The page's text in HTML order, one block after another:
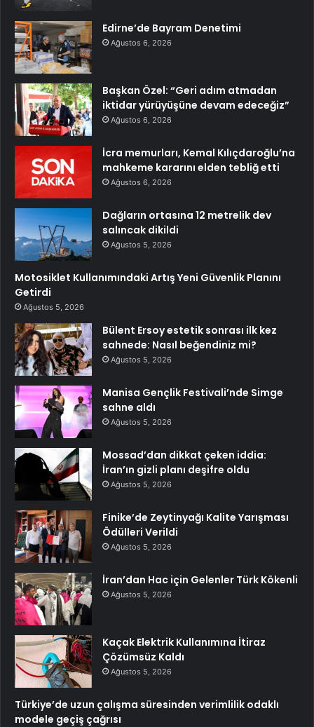
Edirne’de Bayram Denetimi
Ağustos 6, 2026
Başkan Özel: “Geri adım atmadan
iktidar yürüyüşüne devam edeceğiz”
Ağustos 6, 2026
İcra memurları, Kemal Kılıçdaroğlu’na
mahkeme kararını elden tebliğ etti
Ağustos 6, 2026
Dağların ortasına 12 metrelik dev
salıncak dikildi
Ağustos 5, 2026
Motosiklet Kullanımındaki Artış Yeni Güvenlik Planını
Getirdi
Ağustos 5, 2026
Bülent Ersoy estetik sonrası ilk kez
sahnede: Nasıl beğendiniz mi?
Ağustos 5, 2026
Manisa Gençlik Festivali’nde Simge
sahne aldı
Ağustos 5, 2026
Mossad’dan dikkat çeken iddia:
İran’ın gizli planı deşifre oldu
Ağustos 5, 2026
Finike’de Zeytinyağı Kalite Yarışması
Ödülleri Verildi
Ağustos 5, 2026
İran’dan Hac için Gelenler Türk Kökenli
Ağustos 5, 2026
Kaçak Elektrik Kullanımına İtiraz
Çözümsüz Kaldı
Ağustos 5, 2026
Türkiye’de uzun çalışma süresinden verimlilik odaklı
modele geçiş çağrısı